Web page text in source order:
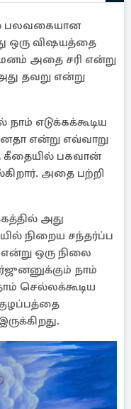
பலவகையான
ஒரு விஷயத்தை
மனம் அதை சரி என்று
தவறு என்று
எடுக்கக்கூடிய
என்று எவ்வாறு
கீதையில் பகவான்
அதை பற்றி
அது
நிறைய சந்தர்ப்ப
ஒரு நிலை
நாம்
நாம் செல்லக்கூடிய